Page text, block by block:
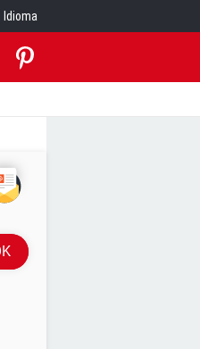
Idioma